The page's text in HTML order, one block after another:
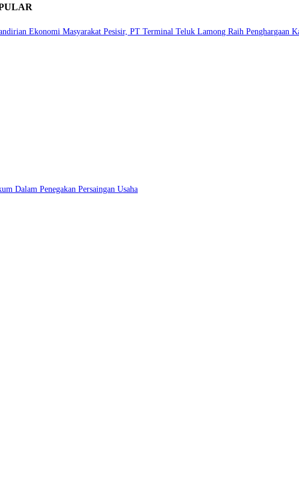
Ekonomi Masyarakat Pesisir, PT Terminal Teluk Lamong Raih Penghargaan
Dalam Penegakan Persaingan Usaha